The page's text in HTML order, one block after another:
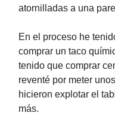
atornilladas a una
En el proceso he
comprar un taco
tenido que comprar
reventé por meter
hicieron explotar el
más.